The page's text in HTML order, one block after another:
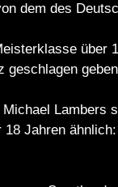
dem des
über
geschlagen
Lambers
Jahren